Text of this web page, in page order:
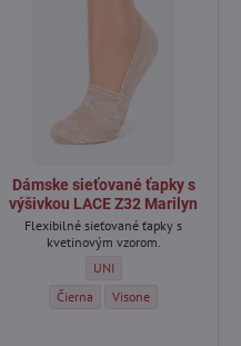
transparentným silikónovým pásikom
silikónovým pásikom
Dámske sieťované ťapky s
výšivkou LACE Z32 Marilyn
Flexibilné sieťované ťapky s
kvetinovým vzorom.
Dámske sieťované ťapky
UNI
Dámske sieťované ťapky s
Čierna Dámske sieťované
Visone